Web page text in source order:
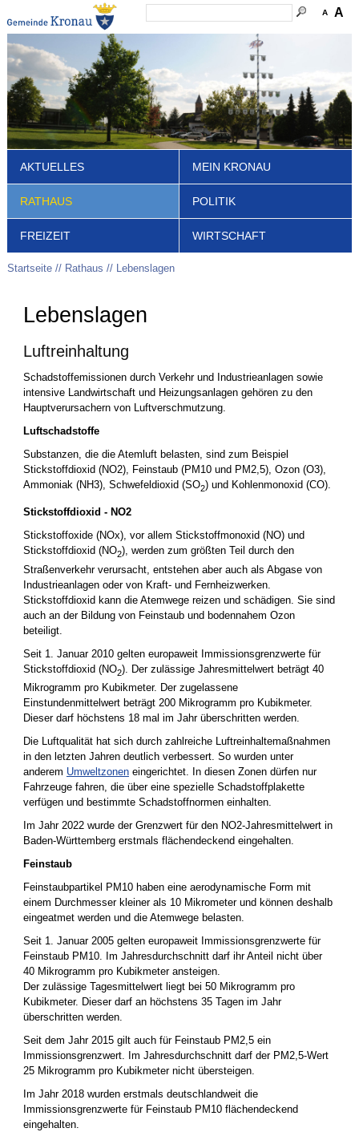
A A
AKTUELLES MEIN KRONAU
RATHAUS POLITIK
FREIZEIT WIRTSCHAFT
Startseite Rathaus Lebenslagen
Lebenslagen
Luftreinhaltung
Schadstoffemissionen durch Verkehr und Industrieanlagen sowie
intensive Landwirtschaft und Heizungsanlagen gehören zu den
Hauptverursachern von Luftverschmutzung.
Luftschadstoffe
Substanzen, die die Atemluft belasten, sind zum Beispiel
Stickstoffdioxid (NO2), Feinstaub (PM10 und PM2,5), Ozon (O3),
Ammoniak (NH3), Schwefeldioxid (SO2) und Kohlenmonoxid (CO).
Stickstoffdioxid - NO2
Stickstoffoxide (NOx), vor allem Stickstoffmonoxid (NO) und
Stickstoffdioxid (NO2), werden zum größten Teil durch den
Straßenverkehr verursacht, entstehen aber auch als Abgase von
Industrieanlagen oder von Kraft- und Fernheizwerken.
Stickstoffdioxid kann die Atemwege reizen und schädigen. Sie sind
auch an der Bildung von Feinstaub und bodennahem Ozon
beteiligt.
Seit 1. Januar 2010 gelten europaweit Immissionsgrenzwerte für
Stickstoffdioxid (NO2). Der zulässige Jahresmittelwert beträgt 40
Mikrogramm pro Kubikmeter. Der zugelassene
Einstundenmittelwert beträgt 200 Mikrogramm pro Kubikmeter.
Dieser darf höchstens 18 mal im Jahr überschritten werden.
Die Luftqualität hat sich durch zahlreiche Luftreinhaltemaßnahmen
in den letzten Jahren deutlich verbessert. So wurden unter
anderem Umweltzoneneingerichtet. In diesen Zonen dürfen nur
Fahrzeuge fahren, die über eine spezielle Schadstoffplakette
verfügen und bestimmte Schadstoffnormen einhalten.
Im Jahr 2022 wurde der Grenzwert für den NO2-Jahresmittelwert in
Baden-Württemberg erstmals flächendeckend eingehalten.
Feinstaub
Feinstaubpartikel PM10 haben eine aerodynamische Form mit
einem Durchmesser kleiner als 10 Mikrometer und können deshalb
eingeatmet werden und die Atemwege belasten.
Seit 1. Januar 2005 gelten europaweit Immissionsgrenzwerte für
Feinstaub PM10. Im Jahresdurchschnitt darf ihr Anteil nicht über
40 Mikrogramm pro Kubikmeter ansteigen.
Der zulässige Tagesmittelwert liegt bei 50 Mikrogramm pro
Kubikmeter. Dieser darf an höchstens 35 Tagen im Jahr
überschritten werden.
Seit dem Jahr 2015 gilt auch für Feinstaub PM2,5 ein
Immissionsgrenzwert. Im Jahresdurchschnitt darf der PM2,5-Wert
25 Mikrogramm pro Kubikmeter nicht übersteigen.
Im Jahr 2018 wurden erstmals deutschlandweit die
Immissionsgrenzwerte für Feinstaub PM10 flächendeckend
eingehalten.